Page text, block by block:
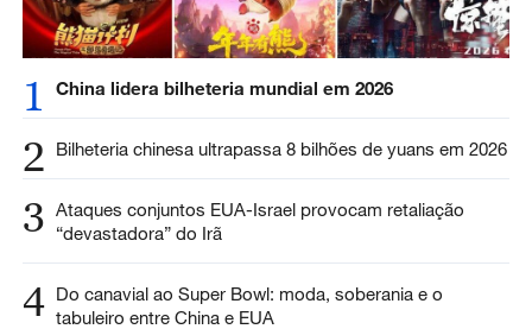
1 China lidera bilheteria mundial em 2026
2 Bilheteria chinesa ultrapassa 8 bilhões de yuans em 2026
3 Ataques conjuntos EUA-Israel provocam retaliação
“devastadora” do Irã
4 Do canavial ao Super Bowl: moda, soberania e o
tabuleiro entre China e EUA